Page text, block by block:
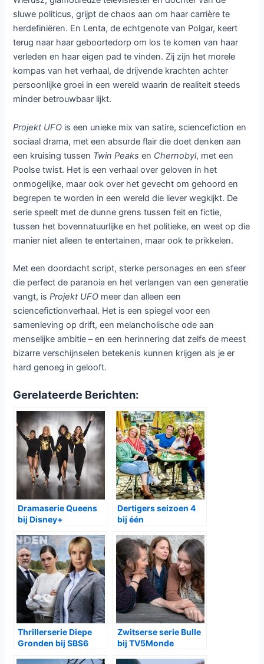
te verenigen met Sokolik in een zoektocht naar de
waarheid achter de vermeende buitenaardse landing.
Terwijl de mannen zich vastbijten in hun missie, ontstaat er
een wervelwind aan verwikkelingen. Ze botsen met
iedereen in hun omgeving: wetenschappers, dorpelingen,
overheidsfunctionarissen en zelfs imkers. Hun eigen
zoektocht wordt bovendien tegengewerkt door Henryk
verschijnselen probeert te gebruiken als middel om macht
te grijpen in een door ideologieën verscheurd land. De UFO
wordt zo het middelpunt van een grotere strijd: die tussen
geloof en bewijs, hoop en manipulatie, waarheid en macht.
Naast de twee onwaarschijnlijke helden en hun
tegenstander speelt ook een drietal vrouwen een cruciale
rol. Julia Borewicz, een slechtziende politieagente en
alleenstaande moeder, ziet in de gebeurtenissen een
Wierusz, glamoureuze televisiester en dochter van de
sluwe politicus, grijpt de chaos aan om haar carrière te
herdefiniëren. En Lenta, de echtgenote van Polgar, keert
terug naar haar geboortedorp om los te komen van haar
verleden en haar eigen pad te vinden. Zij zijn het morele
kompas van het verhaal, de drijvende krachten achter
persoonlijke groei in een wereld waarin de realiteit steeds
minder betrouwbaar lijkt.
Projekt UFOis een unieke mix van satire, sciencefiction en
sociaal drama, met een absurde flair die doet denken aan
een kruising tussenTwin PeaksenChernobyl, met een
Poolse twist. Het is een verhaal over geloven in het
onmogelijke, maar ook over het gevecht om gehoord en
begrepen te worden in een wereld die liever wegkijkt. De
serie speelt met de dunne grens tussen feit en fictie,
tussen het bovennatuurlijke en het politieke, en weet op die
manier niet alleen te entertainen, maar ook te prikkelen.
Met een doordacht script, sterke personages en een sfeer
die perfect de paranoia en het verlangen van een generatie
vangt, isProjekt UFOmeer dan alleen een
sciencefictionverhaal. Het is een spiegel voor een
samenleving op drift, een melancholische ode aan
menselijke ambitie – en een herinnering dat zelfs de meest
bizarre verschijnselen betekenis kunnen krijgen als je er
hard genoeg in gelooft.